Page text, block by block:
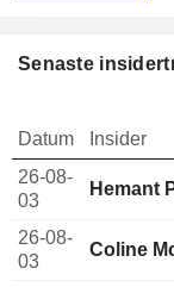
Senaste
Datum Insider
26-08-
03
Hemant
26-08-
03
Coline